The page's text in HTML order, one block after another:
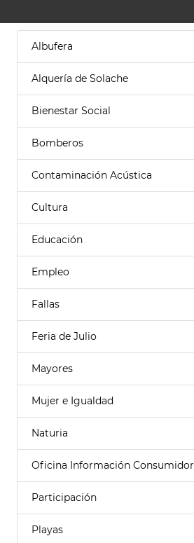
Albufera
Alquería de Solache
Bienestar Social
Bomberos
Contaminación Acústica
Cultura
Educación
Empleo
Fallas
Feria de Julio
Mayores
Mujer e Igualdad
Naturia
Oficina Información Consumidor
Participación
Playas